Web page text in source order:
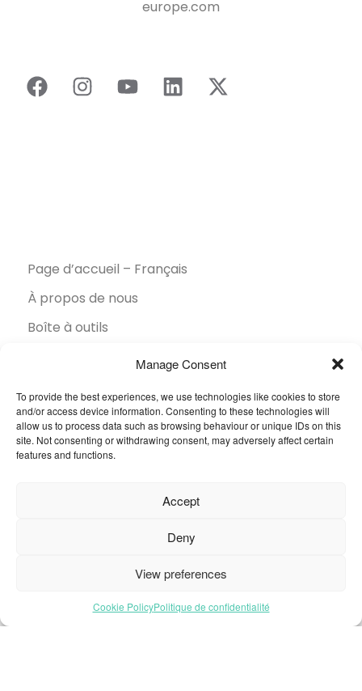
Manage Consent
To provide the best experiences, we use technologies like cookies to store
and/or access device information. Consenting to these technologies will
allow us to process data such as browsing behaviour or unique IDs on this
site. Not consenting or withdrawing consent, may adversely affect certain
features and functions.
Accept
Deny
View preferences
Cookie PolicyPolitique de confidentialité
europe.com
Page d’accueil – Français
À propos de nous
Boîte à outils
Contact
Développement durable
© 2026 Oneflor. Tous droits réservés.